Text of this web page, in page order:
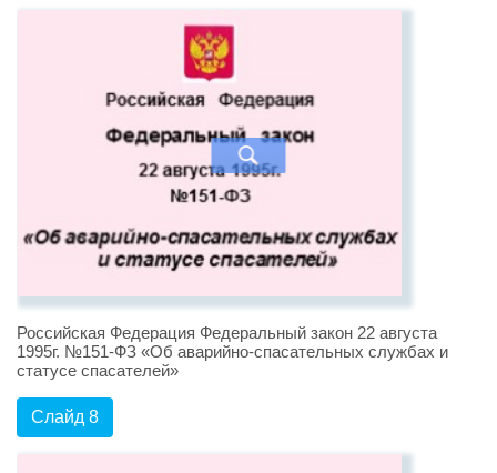
Российская Федерация Федеральный закон 22 августа
1995г. №151-ФЗ «Об аварийно-спасательных службах и
статусе спасателей»
Слайд 8